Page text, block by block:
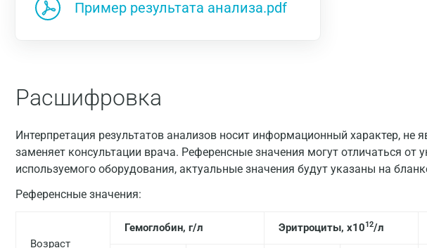
Пример результата анализа.pdf
Расшифровка
Интерпретация результатов анализов носит информационный характер, не
заменяет консультации врача. Референсные значения могут отличаться от
используемого оборудования, актуальные значения будут указаны на
Референсные значения:
Возраст
Гемоглобин, г/л Эритроциты, х1012/л
Санкт-Петербург